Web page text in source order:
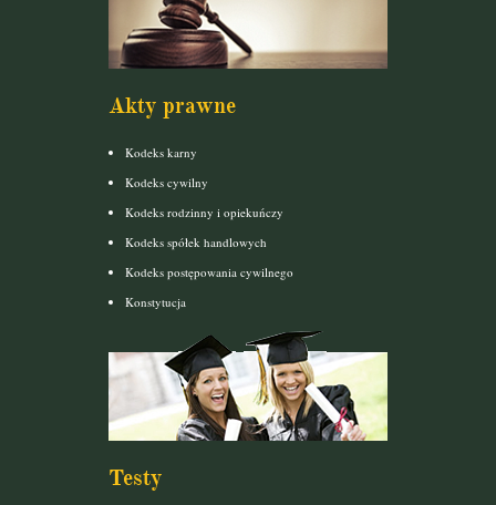
Akty prawne
Kodeks karny
Kodeks cywilny
Kodeks rodzinny i opiekuńczy
Kodeks spółek handlowych
Kodeks postępowania cywilnego
Konstytucja
Testy